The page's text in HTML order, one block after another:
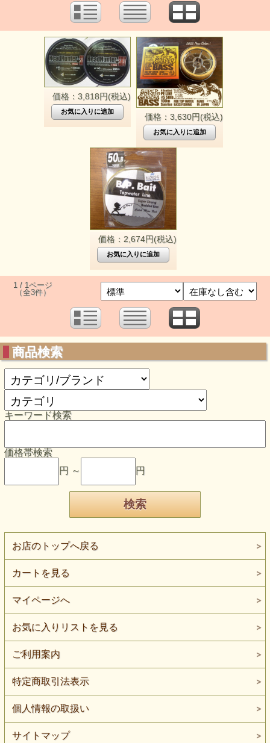
価格：3,818円(税込)
価格：3,630円(税込)
価格：2,674円(税込)
1 / 1ページ
（全3件）
商品検索
キーワード検索
価格帯検索
円 ～
円
お店のトップへ戻る
カートを見る
マイページへ
お気に入りリストを見る
ご利用案内
特定商取引法表示
個人情報の取扱い
サイトマップ